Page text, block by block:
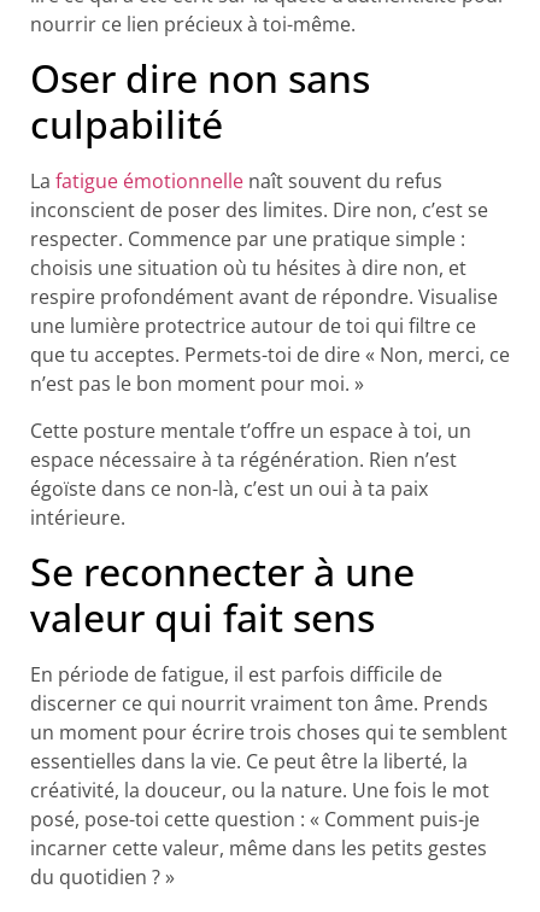
nourrir ce lien précieux à toi-même.
Oser dire non sans
culpabilité
La fatigue émotionnelle naît souvent du refus
inconscient de poser des limites. Dire non, c’est se
respecter. Commence par une pratique simple :
choisis une situation où tu hésites à dire non, et
respire profondément avant de répondre. Visualise
une lumière protectrice autour de toi qui filtre ce
que tu acceptes. Permets-toi de dire « Non, merci, ce
n’est pas le bon moment pour moi. »
Cette posture mentale t’offre un espace à toi, un
espace nécessaire à ta régénération. Rien n’est
égoïste dans ce non-là, c’est un oui à ta paix
intérieure.
Se reconnecter à une
valeur qui fait sens
En période de fatigue, il est parfois difficile de
discerner ce qui nourrit vraiment ton âme. Prends
un moment pour écrire trois choses qui te semblent
essentielles dans la vie. Ce peut être la liberté, la
créativité, la douceur, ou la nature. Une fois le mot
posé, pose-toi cette question : « Comment puis-je
incarner cette valeur, même dans les petits gestes
du quotidien ? »